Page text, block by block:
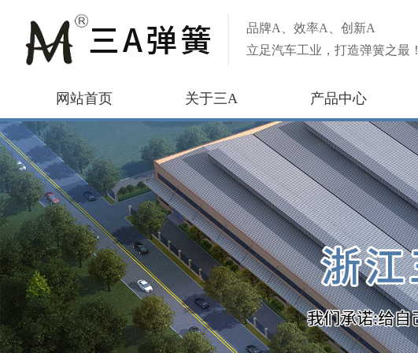
品牌A、效率A、创新A
立足汽车工业，打造弹簧之最！
网站首页 关于三A 产品中心